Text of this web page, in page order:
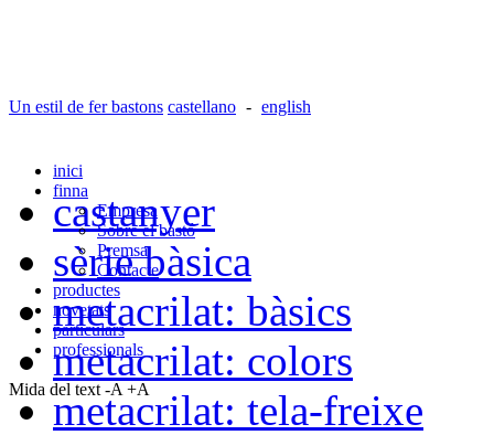
castanyer
sèrie bàsica
metacrilat: bàsics
metacrilat: colors
metacrilat: tela-freixe
Un estil de fer bastons castellano - english
inici
finna
Empresa
Sobre el bastó
Premsa
Contacte
productes
novetats
particulars
professionals
Mida del text -A +A